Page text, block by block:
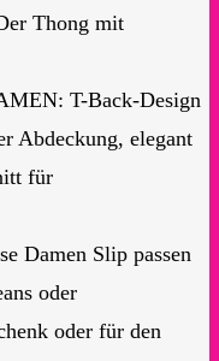
Thong mit
T-Back-Design
Abdeckung, elegant
für
Damen Slip passen
oder
oder für den